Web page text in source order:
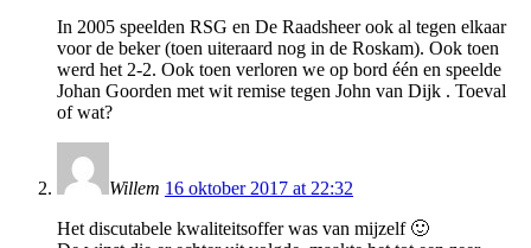
In 2005 speelden RSG en De Raadsheer ook al tegen elkaar
voor de beker (toen uiteraard nog in de Roskam). Ook toen
werd het 2-2. Ook toen verloren we op bord één en speelde
Johan Goorden met wit remise tegen John van Dijk . Toeval
of wat?
Willem 16 oktober 2017 at 22:32
Het discutabele kwaliteitsoffer was van mijzelf 🙂